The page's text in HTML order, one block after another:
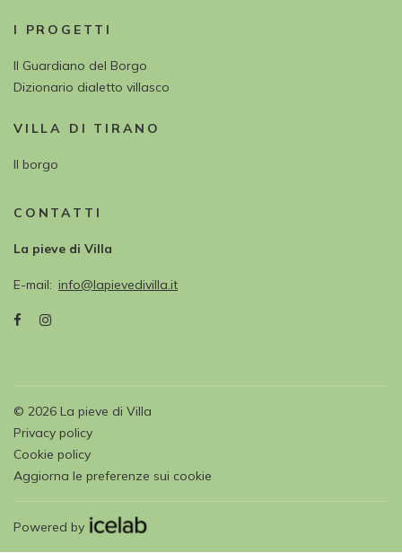
I PROGETTI
Il Guardiano del Borgo
Dizionario dialetto villasco
VILLA DI TIRANO
Il borgo
CONTATTI
La pieve di Villa
E-mail info@lapievedivilla.it
© 2026 La pieve di Villa
Privacy policy
Cookie policy
Aggiorna le preferenze sui cookie
Powered by